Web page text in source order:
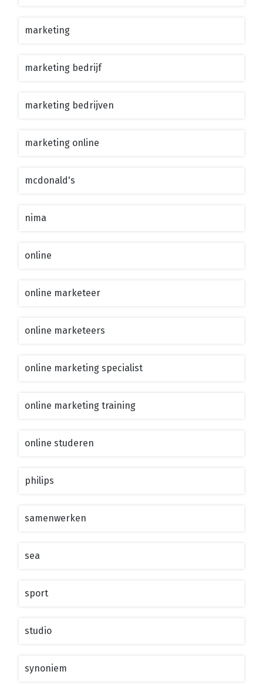
marketing
marketing bedrijf
marketing bedrijven
marketing online
mcdonald's
nima
online
online marketeer
online marketeers
online marketing specialist
online marketing training
online studeren
philips
samenwerken
sea
sport
studio
synoniem